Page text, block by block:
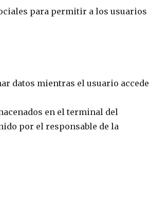
para permitir a los usuarios
datos mientras el usuario accede
en el terminal del
por el responsable de la